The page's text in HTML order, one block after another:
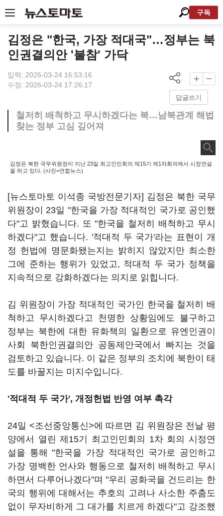
구독
김정은 "한국, 가장 적대국"…정부는 북
인권결의안 '불참' 가닥
입력: 2026-03-24 16:53:16
수정: 2026-03-24 17:26:17
답글쓰기
철저히 배척하고 무시하겠다는 북…남북관계 해법
찾는 정부 고심 깊어져
김정은 북한 국무위원장이 지난 23일 최고인민회의 제15기 제1차회의에서 시정연설
을 하고 있다. (사진=연합뉴스)
[뉴스토마토 이석종 국방전문기자] 김정은 북한 국무
위원장이 23일 "한국을 가장 적대적인 국가로 공인했
다"고 밝혔습니다. 또 "한국을 철저히 배척하고 무시
하겠다"고 했습니다. '적대적 두 국가'라는 표현이 개
정 헌법에 명문화됐는지는 밝히지 않았지만 최소한
그에 준하는 행위가 있었고, 적대적 두 국가 정책을
지속적으로 강화하겠다는 의지로 읽힙니다.
김 위원장이 가장 적대적인 국가인 한국을 철저히 배
척하고 무시하겠다고 천명한 상황임에도 불구하고
정부는 북한에 대한 유화책의 일환으로 유엔인권이
사회 북한인권결의안 공동제안국에서 빠지는 것을
검토하고 있습니다. 이 같은 정부의 조치에 북한이 태
도를 바꿀지는 미지수입니다.
'적대적 두 국가', 개정헌법 반영 여부 촉각
24일 <조선중앙통신>에 따르면 김 위원장은 전날 평
양에서 열린 제15기 최고인민회의 1차 회의 시정연
설을 통해 "한국을 가장 적대적인 국가로 공인하고
가장 명백한 언사와 행동으로 철저히 배척하고 무시
하면서 다루어나겠다"며 "우리 공화국을 건드리는 한
국의 행위에 대해서는 추호의 고려나 사소한 주춤도
없이 무자비하게 그 대가를 치르게 하겠다"고 강조했